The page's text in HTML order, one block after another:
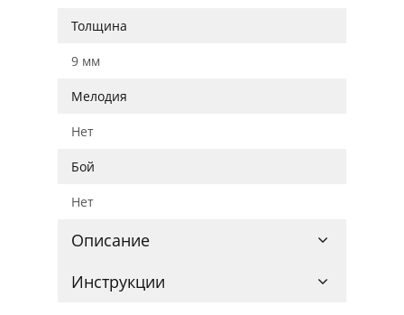
Толщина
9 мм
Мелодия
Нет
Бой
Нет
Описание
Инструкции